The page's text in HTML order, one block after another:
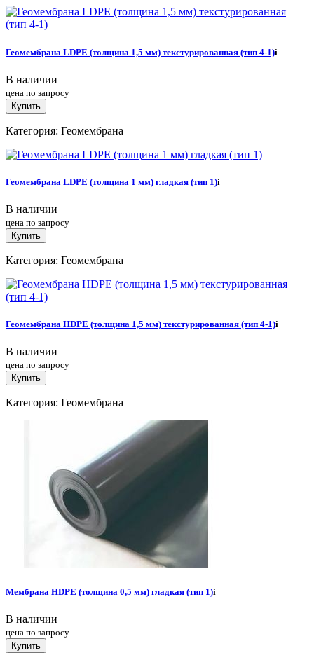
Геомембрана LDPE (толщина 1,5 мм) текстурированная (тип 4-1)i
В наличии
цена по запросу
Купить
Категория: Геомембрана
Геомембрана LDPE (толщина 1 мм) гладкая (тип 1)i
В наличии
цена по запросу
Купить
Категория: Геомембрана
Геомембрана HDPE (толщина 1,5 мм) текстурированная (тип 4-1)i
В наличии
цена по запросу
Купить
Категория: Геомембрана
Мембрана HDPE (толщина 0,5 мм) гладкая (тип 1)i
В наличии
цена по запросу
Купить